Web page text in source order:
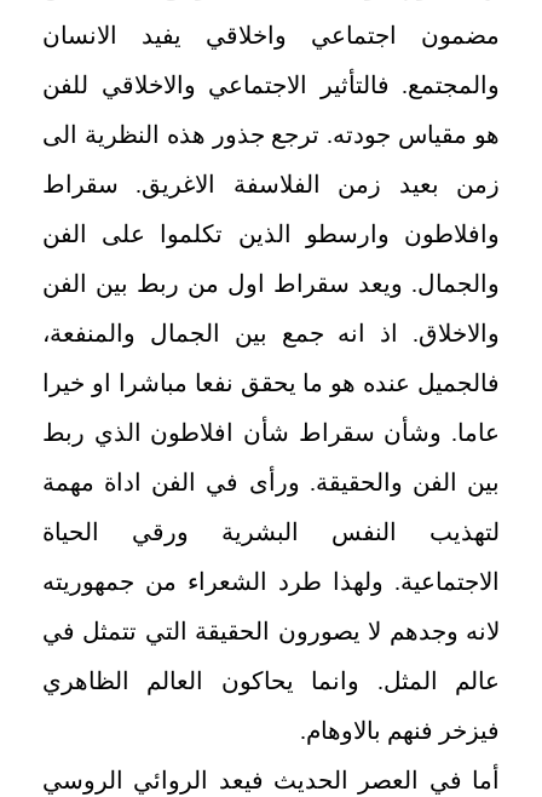
مضمون اجتماعي واخلاقي يفيد الانسان
والمجتمع. فالتأثير الاجتماعي والاخلاقي للفن
هو مقياس جودته. ترجع جذور هذه النظرية الى
زمن بعيد زمن الفلاسفة الاغريق. سقراط
وافلاطون وارسطو الذين تكلموا على الفن
والجمال. ويعد سقراط اول من ربط بين الفن
والاخلاق. اذ انه جمع بين الجمال والمنفعة،
فالجميل عنده هو ما يحقق نفعا مباشرا او خيرا
عاما. وشأن سقراط شأن افلاطون الذي ربط
بين الفن والحقيقة. ورأى في الفن اداة مهمة
لتهذيب النفس البشرية ورقي الحياة
الاجتماعية. ولهذا طرد الشعراء من جمهوريته
لانه وجدهم لا يصورون الحقيقة التي تتمثل في
عالم المثل. وانما يحاكون العالم الظاهري
فيزخر فنهم بالاوهام.
أما في العصر الحديث فيعد الروائي الروسي